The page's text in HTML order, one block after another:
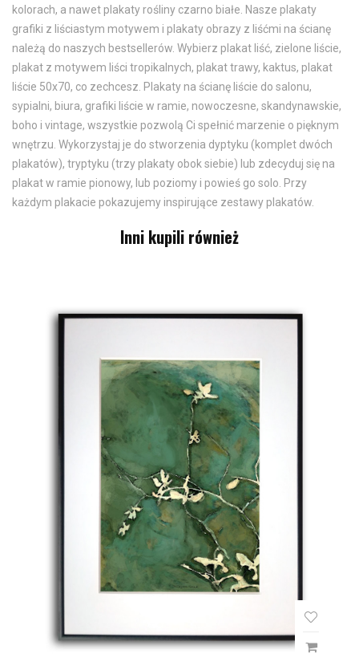
kolorach, a nawet plakaty rośliny czarno białe. Nasze plakaty
grafiki z liściastym motywem i plakaty obrazy z liśćmi na ścianę
należą do naszych bestsellerów. Wybierz plakat liść, zielone liście,
plakat z motywem liści tropikalnych, plakat trawy, kaktus, plakat
liście 50x70, co zechcesz. Plakaty na ścianę liście do salonu,
sypialni, biura, grafiki liście w ramie, nowoczesne, skandynawskie,
boho i vintage, wszystkie pozwolą Ci spełnić marzenie o pięknym
wnętrzu. Wykorzystaj je do stworzenia dyptyku (komplet dwóch
plakatów), tryptyku (trzy plakaty obok siebie) lub zdecyduj się na
plakat w ramie pionowy, lub poziomy i powieś go solo. Przy
każdym plakacie pokazujemy inspirujące zestawy plakatów.
Inni kupili również